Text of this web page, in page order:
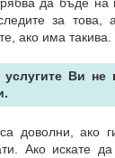
за това,
ако има такива.
Ви не
доволни, ако
Ако искате